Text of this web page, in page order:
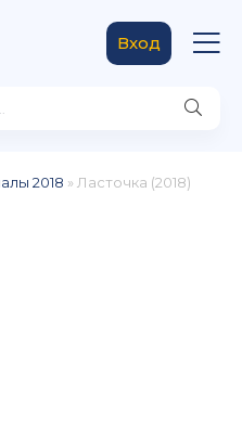
Вход
2018 » Ласточка (2018)